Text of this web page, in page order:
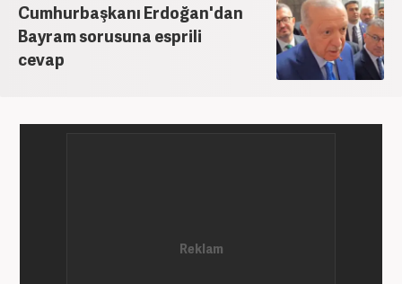
Cumhurbaşkanı Erdoğan'dan
Bayram sorusuna esprili
cevap